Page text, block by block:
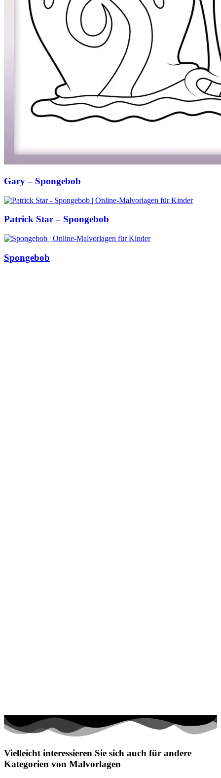
Gary – Spongebob
Patrick Star – Spongebob
Spongebob
Vielleicht interessieren Sie sich auch für andere
Kategorien von Malvorlagen